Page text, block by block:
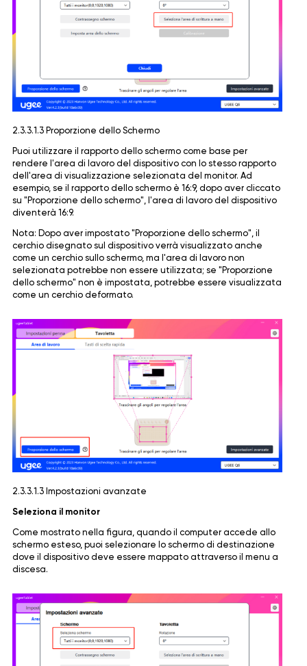
2.3.3.1.3 Proporzione dello Schermo
Puoi utilizzare il rapporto dello schermo come base per
rendere l'area di lavoro del dispositivo con lo stesso rapporto
dell'area di visualizzazione selezionata del monitor. Ad
esempio, se il rapporto dello schermo è 16:9, dopo aver cliccato
su "Proporzione dello schermo", l'area di lavoro del dispositivo
diventerà 16:9.
Nota: Dopo aver impostato "Proporzione dello schermo", il
cerchio disegnato sul dispositivo verrà visualizzato anche
come un cerchio sullo schermo, ma l'area di lavoro non
selezionata potrebbe non essere utilizzata; se "Proporzione
dello schermo" non è impostata, potrebbe essere visualizzata
come un cerchio deformato.
2.3.3.1.3 Impostazioni avanzate
Seleziona il monitor
Come mostrato nella figura, quando il computer accede allo
schermo esteso, puoi selezionare lo schermo di destinazione
dove il dispositivo deve essere mappato attraverso il menu a
discesa.